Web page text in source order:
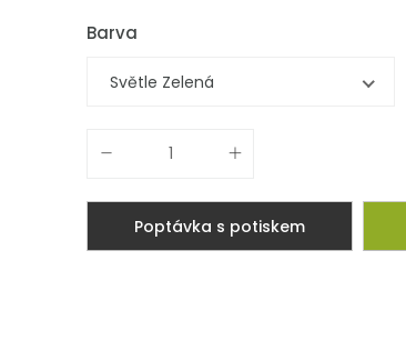
Barva
Světle Zelená
Poptávka s potiskem